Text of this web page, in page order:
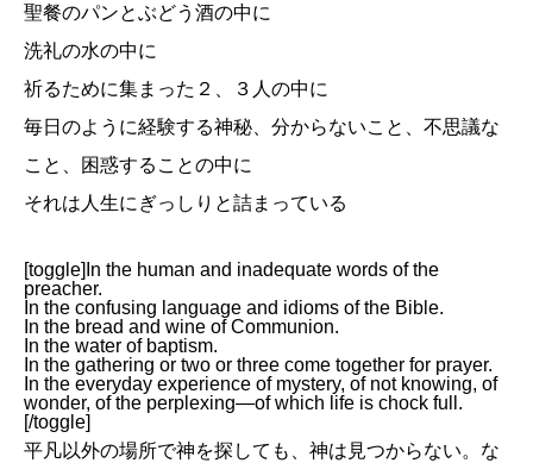
聖餐のパンとぶどう酒の中に
洗礼の水の中に
祈るために集まった２、３人の中に
毎日のように経験する神秘、分からないこと、不思議な
こと、困惑することの中に
それは人生にぎっしりと詰まっている
[toggle]In the human and inadequate words of the
preacher.
In the confusing language and idioms of the Bible.
In the bread and wine of Communion.
In the water of baptism.
In the gathering or two or three come together for prayer.
In the everyday experience of mystery, of not knowing, of
wonder, of the perplexing—of which life is chock full.
[/toggle]
平凡以外の場所で神を探しても、神は見つからない。な